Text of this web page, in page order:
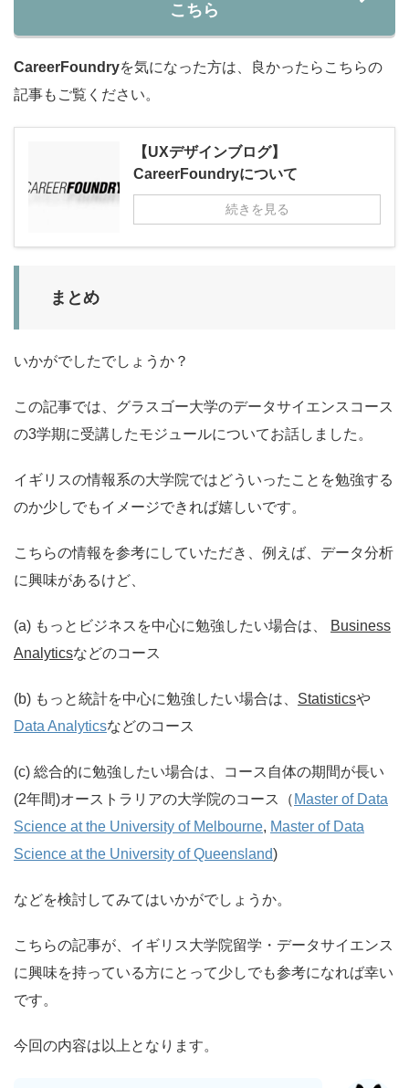
こちら
CareerFoundryを気になった方は、良かったらこちらの
記事もご覧ください。
【UXデザインブログ】
CareerFoundryについて
続きを見る
まとめ
いかがでしたでしょうか？
この記事では、グラスゴー大学のデータサイエンスコース
の3学期に受講したモジュールについてお話しました。
イギリスの情報系の大学院ではどういったことを勉強する
のか少しでもイメージできれば嬉しいです。
こちらの情報を参考にしていただき、例えば、データ分析
に興味があるけど、
(a) もっとビジネスを中心に勉強したい場合は、
Business
Analyticsなどのコース
(b) もっと統計を中心に勉強したい場合は、 Statisticsや
Data Analyticsなどのコース
(c) 総合的に勉強したい場合は、コース自体の期間が長い
(2年間)オーストラリアの大学院のコース（ Master of Data
Science at the University of Melbourne, Master of Data
Science at the University of Queensland)
などを検討してみてはいかがでしょうか。
こちらの記事が、イギリス大学院留学・データサイエンス
に興味を持っている方にとって少しでも参考になれば幸い
です。
今回の内容は以上となります。